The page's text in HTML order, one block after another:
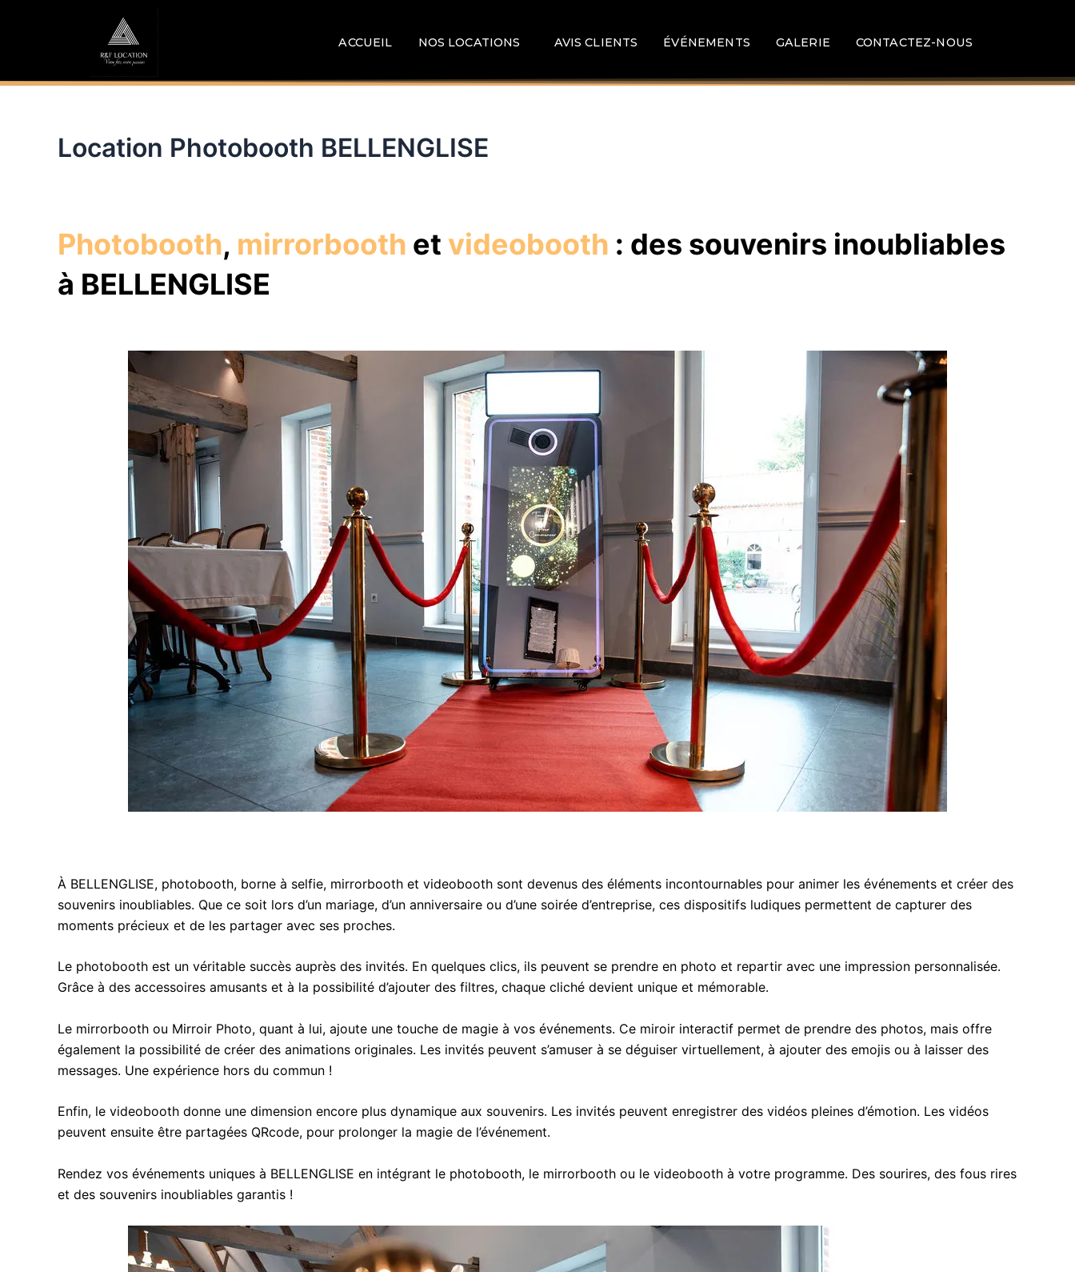
ACCUEIL NOS LOCATIONS AVIS CLIENTS ÉVÉNEMENTS GALERIE CONTACTEZ-NOUS
Location Photobooth BELLENGLISE
Photobooth, mirrorbooth et videobooth : des souvenirs inoubliables
à BELLENGLISE
À BELLENGLISE, photobooth, borne à selfie, mirrorbooth et videobooth sont devenus des éléments incontournables pour animer les événements et créer des
souvenirs inoubliables. Que ce soit lors d’un mariage, d’un anniversaire ou d’une soirée d’entreprise, ces dispositifs ludiques permettent de capturer des
moments précieux et de les partager avec ses proches.
Le photobooth est un véritable succès auprès des invités. En quelques clics, ils peuvent se prendre en photo et repartir avec une impression personnalisée.
Grâce à des accessoires amusants et à la possibilité d’ajouter des filtres, chaque cliché devient unique et mémorable.
Le mirrorbooth ou Mirroir Photo, quant à lui, ajoute une touche de magie à vos événements. Ce miroir interactif permet de prendre des photos, mais offre
également la possibilité de créer des animations originales. Les invités peuvent s’amuser à se déguiser virtuellement, à ajouter des emojis ou à laisser des
messages. Une expérience hors du commun !
Enfin, le videobooth donne une dimension encore plus dynamique aux souvenirs. Les invités peuvent enregistrer des vidéos pleines d’émotion. Les vidéos
peuvent ensuite être partagées QRcode, pour prolonger la magie de l’événement.
Rendez vos événements uniques à BELLENGLISE en intégrant le photobooth, le mirrorbooth ou le videobooth à votre programme. Des sourires, des fous rires
et des souvenirs inoubliables garantis !